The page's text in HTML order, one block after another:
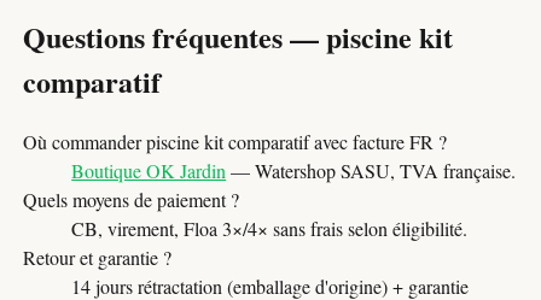
Questions fréquentes — piscine kit
comparatif
Où commander piscine kit comparatif avec facture FR ?
Boutique OK Jardin — Watershop SASU, TVA française.
Quels moyens de paiement ?
CB, virement, Floa 3×/4× sans frais selon éligibilité.
Retour et garantie ?
14 jours rétractation (emballage d'origine) + garantie